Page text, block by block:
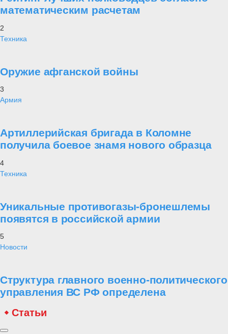
математическим расчетам
2
Техника
Оружие афганской войны
3
Армия
Артиллерийская бригада в Коломне
получила боевое знамя нового образца
4
Техника
Уникальные противогазы-бронешлемы
появятся в российской армии
5
Новости
Структура главного военно-политического
управления ВС РФ определена
Статьи